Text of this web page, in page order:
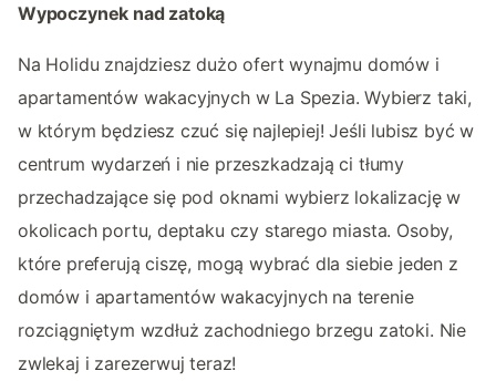
Wypoczynek nad zatoką
Na Holidu znajdziesz dużo ofert wynajmu domów i
apartamentów wakacyjnych w La Spezia. Wybierz taki,
w którym będziesz czuć się najlepiej! Jeśli lubisz być w
centrum wydarzeń i nie przeszkadzają ci tłumy
przechadzające się pod oknami wybierz lokalizację w
okolicach portu, deptaku czy starego miasta. Osoby,
które preferują ciszę, mogą wybrać dla siebie jeden z
domów i apartamentów wakacyjnych na terenie
rozciągniętym wzdłuż zachodniego brzegu zatoki. Nie
zwlekaj i zarezerwuj teraz!